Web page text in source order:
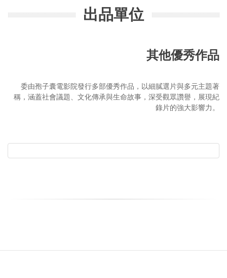
出品單位
其他優秀作品
委由孢子囊電影院發行多部優秀作品，以細膩選片與多元主題著
稱，涵蓋社會議題、文化傳承與生命故事，深受觀眾讚譽，展現紀
錄片的強大影響力。